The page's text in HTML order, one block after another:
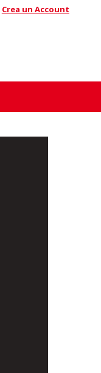
Crea un Account